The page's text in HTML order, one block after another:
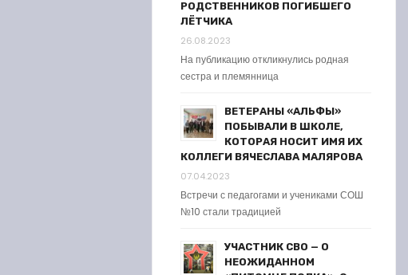
РОДСТВЕННИКОВ ПОГИБШЕГО
ЛЁТЧИКА
26.08.2023
На публикацию откликнулись родная
сестра и племянница
ВЕТЕРАНЫ «АЛЬФЫ»
ПОБЫВАЛИ В ШКОЛЕ,
КОТОРАЯ НОСИТ ИМЯ ИХ
КОЛЛЕГИ ВЯЧЕСЛАВА МАЛЯРОВА
07.04.2023
Встречи с педагогами и учениками СОШ
№10 стали традицией
УЧАСТНИК СВО — О
НЕОЖИДАННОМ